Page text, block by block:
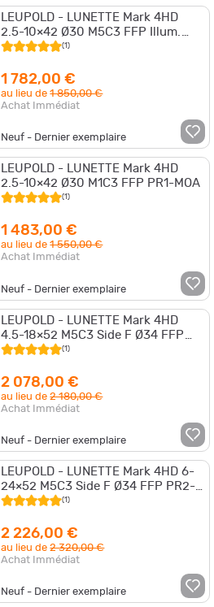
LEUPOLD - LUNETTE Mark 4HD
2.5-10×42 Ø30 M5C3 FFP Illum.
TMR
(1)
1 782,00 €
au lieu de1 850,00 €
Achat Immédiat
Neuf - Dernier exemplaire
LEUPOLD - LUNETTE Mark 4HD
2.5-10×42 Ø30 M1C3 FFP PR1-MOA
(1)
1 483,00 €
au lieu de1 550,00 €
Achat Immédiat
Neuf - Dernier exemplaire
LEUPOLD - LUNETTE Mark 4HD
4.5-18×52 M5C3 Side F Ø34 FFP
PR2-MIl
(1)
2 078,00 €
au lieu de2 180,00 €
Achat Immédiat
Neuf - Dernier exemplaire
LEUPOLD - LUNETTE Mark 4HD 6-
24×52 M5C3 Side F Ø34 FFP PR2-
MIL
(1)
2 226,00 €
au lieu de2 320,00 €
Achat Immédiat
Neuf - Dernier exemplaire